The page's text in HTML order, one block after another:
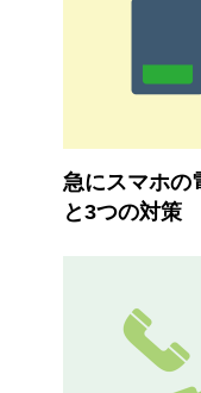
急にスマホの
と3つの対策